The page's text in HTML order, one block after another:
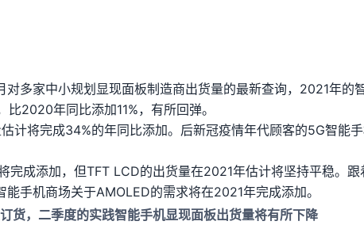
多家中小规划显现面板制造商出货量的最新查询，2021年的
比2020年同比添加11%，有所回弹。
计将完成34%的年同比添加。后新冠疫情年代顾客的5G智能
完成添加，但TFT LCD的出货量在2021年估计将坚持平稳。
手机商场关于AMOLED的需求将在2021年完成添加。
货，二季度的实践智能手机显现面板出货量将有所下降